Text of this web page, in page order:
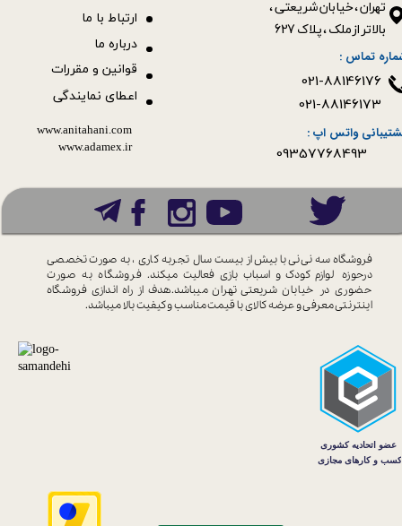
​​​​​​​تهران ، خیابان شریعتی ،
بالاتر از ملک ، پلاک 627​​​​​​​
قوانین و مقررات
ارتباط با ما
09357768493
درباره ما
اعطای نمایندگی
www.anitahani.com
www.ada​​​​​​​mex.ir
فروشگاه سه نی نی با بیش از بیست سال تجربه کاری ، به صورت تخصصی
درحوزه لوازم کودک و اسباب بازی فعالیت میکند. فروشگاه به صورت
حضوری در خیابان شریعتی تهران میباشد.هدف از راه اندازی فروشگاه
اینترنتی معرفی و عرضه کالای باقیمت مناسب و کیفیت بالا میباشد.
تماس :
واتس اپ :